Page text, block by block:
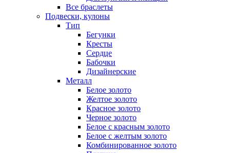
Все браслеты
Подвески, кулоны
Тип
Бегунки
Кресты
Сердце
Бабочки
Дизайнерские
Металл
Белое золото
Желтое золото
Красное золото
Черное золото
Белое с красным золото
Белое с желтым золото
Комбинированное золото